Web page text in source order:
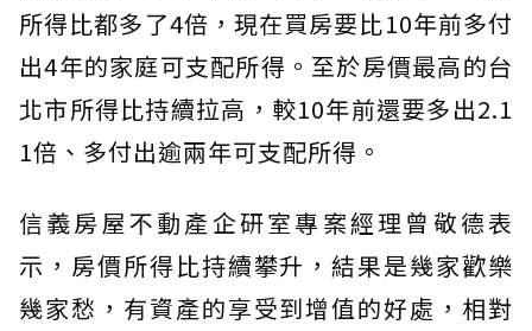
所得比都多了4倍，現在買房要比10年前多付
出4年的家庭可支配所得。至於房價最高的台
北市所得比持續拉高，較10年前還要多出2.1
1倍、多付出逾兩年可支配所得。
信義房屋不動產企研室專案經理曾敬德表
示，房價所得比持續攀升，結果是幾家歡樂
幾家愁，有資產的享受到增值的好處，相對